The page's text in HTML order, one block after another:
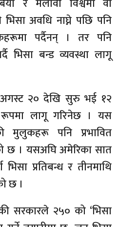
अवधि नाघ्ने पछि पनि
पर्दैनन् । तर पनि
भिसा बन्ड व्यवस्था लागू
२० देखि सुरु भई १२
रूपमा लागू गरिनेछ । यस
मुलुकहरू पनि प्रभावित
छ । यसअघि अमेरिका सात
प्रतिबन्ध र तीनमाथि
छ ।
सरकारले २५० को ‘भिसा